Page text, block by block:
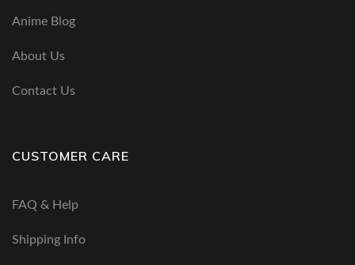
Anime Blog
About Us
Contact Us
CUSTOMER CARE
FAQ & Help
Shipping Info